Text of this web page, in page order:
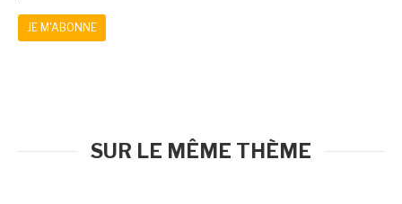
JE M'ABONNE
SUR LE MÊME THÈME